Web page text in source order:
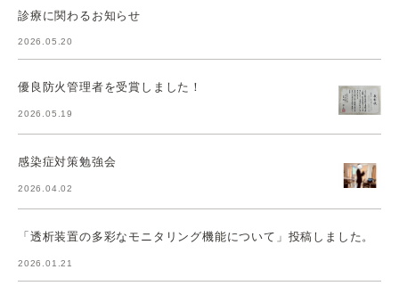
診療に関わるお知らせ
2026.05.20
優良防火管理者を受賞しました！
2026.05.19
感染症対策勉強会
2026.04.02
「透析装置の多彩なモニタリング機能について」投稿しました。
2026.01.21